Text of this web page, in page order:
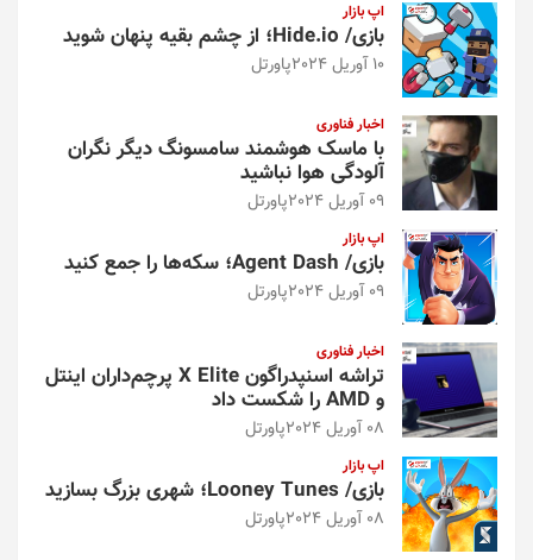
اپ بازار
بازی/ Hide.io؛ از چشم بقیه پنهان شوید
10 آوریل 2024 پاورتل
اخبار فناوری
با ماسک هوشمند سامسونگ دیگر نگران
آلودگی هوا نباشید
09 آوریل 2024 پاورتل
اپ بازار
بازی/ Agent Dash؛ سکه‌ها را جمع کنید
09 آوریل 2024 پاورتل
اخبار فناوری
تراشه اسنپدراگون X Elite پرچم‌داران اینتل
و AMD را شکست داد
08 آوریل 2024 پاورتل
اپ بازار
بازی/ Looney Tunes؛ شهری بزرگ بسازید
08 آوریل 2024 پاورتل